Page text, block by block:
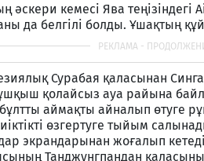
әскери кемесі Ява
да белгілі болды. Ұшақтың
Сурабая қаласынан
қолайсыз ауа райына
аймақты айналып өтуге
өзгертуге тыйым
экрандарынан жоғалып
Танджунгпандан